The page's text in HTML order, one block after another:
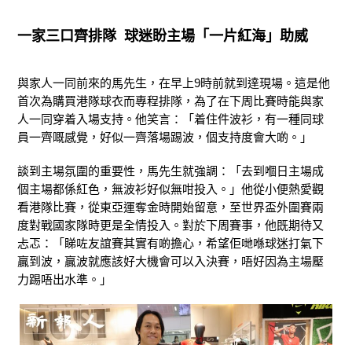
一家三口齊排隊 球迷盼主場「一片紅海」助威
與家人一同前來的馬先生，在早上9時前就到達現場。這是他
首次為購買港隊球衣而專程排隊，為了在下周比賽時能與家
人一同穿着入場支持。他笑言：「着住件波衫，有一種同球
員一齊嘅感覺，好似一齊落場踢波，個支持度會大啲。」
談到主場氛圍的重要性，馬先生就強調：「去到嗰日主場成
個主場都係紅色，無波衫好似無咁投入。」他從小便熱愛觀
看港隊比賽，從東亞運奪金時開始留意，至世界盃外圍賽兩
度對戰國家隊時更是全情投入。對於下周賽事，他既期待又
忐忑：「睇咗友誼賽其實有啲擔心，希望佢哋喺球迷打氣下
贏到波，贏波就應該好大機會可以入決賽，唔好因為主場壓
力踢唔出水準。」